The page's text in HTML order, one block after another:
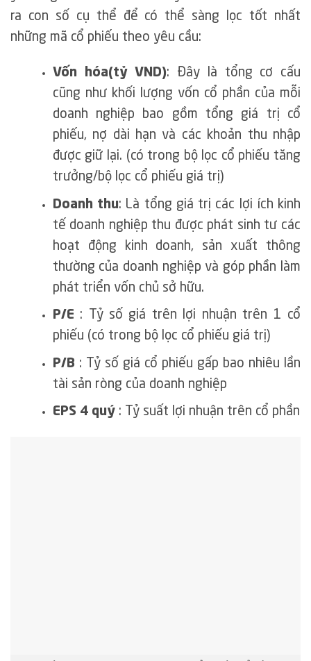
ra con số cụ thể để có thể sàng lọc tốt nhất
những mã cổ phiếu theo yêu cầu:
Vốn hóa(tỷ VND): Đây là tổng cơ cấu
cũng như khối lượng vốn cổ phần của mỗi
doanh nghiệp bao gồm tổng giá trị cổ
phiếu, nợ dài hạn và các khoản thu nhập
được giữ lại. (có trong bộ lọc cổ phiếu tăng
trưởng/bộ lọc cổ phiếu giá trị)
Doanh thu: Là tổng giá trị các lợi ích kinh
tế doanh nghiệp thu được phát sinh tư các
hoạt động kinh doanh, sản xuất thông
thường của doanh nghiệp và góp phần làm
phát triển vốn chủ sở hữu.
P/E : Tỷ số giá trên lợi nhuận trên 1 cổ
phiếu (có trong bộ lọc cổ phiếu giá trị)
P/B : Tỷ số giá cổ phiếu gấp bao nhiêu lần
tài sản ròng của doanh nghiệp
EPS 4 quý: Tỷ suất lợi nhuận trên cổ phần